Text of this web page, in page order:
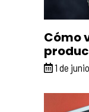
Cómo
1 de